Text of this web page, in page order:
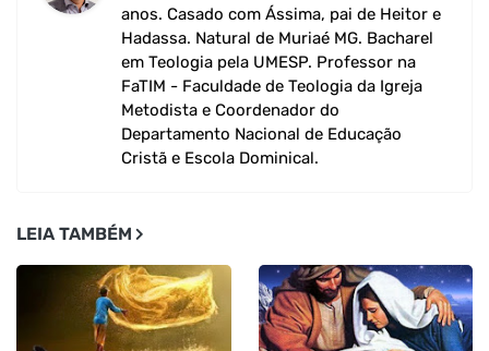
anos. Casado com Ássima, pai de Heitor e
Hadassa. Natural de Muriaé MG. Bacharel
em Teologia pela UMESP. Professor na
FaTIM - Faculdade de Teologia da Igreja
Metodista e Coordenador do
Departamento Nacional de Educação
Cristã e Escola Dominical.
LEIA TAMBÉM